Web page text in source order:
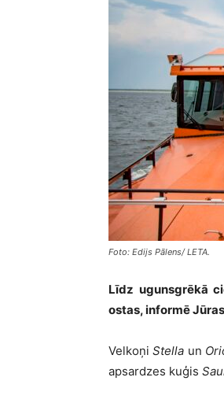
Foto: Edijs Pālens/ LETA.
Līdz ugunsgrēkā
ostas, informē
VelkoņiStella un
apsardzes kuģis